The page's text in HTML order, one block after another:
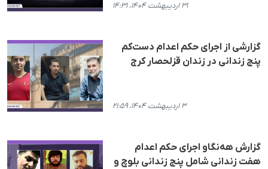
۳۱ اردیبهشت ۱۴۰۴، ۱۴:۳۱
گزارشی از اجرای حکم اعدام دست‌کم
پنج زندانی در زندان قزلحصار کرج
۳ اردیبهشت ۱۴۰۴، ۲۱:۵۹
گزارش هه‌نگاو اجرای حکم اعدام
هفت زندانی شامل پنج زندانی بلوچ و